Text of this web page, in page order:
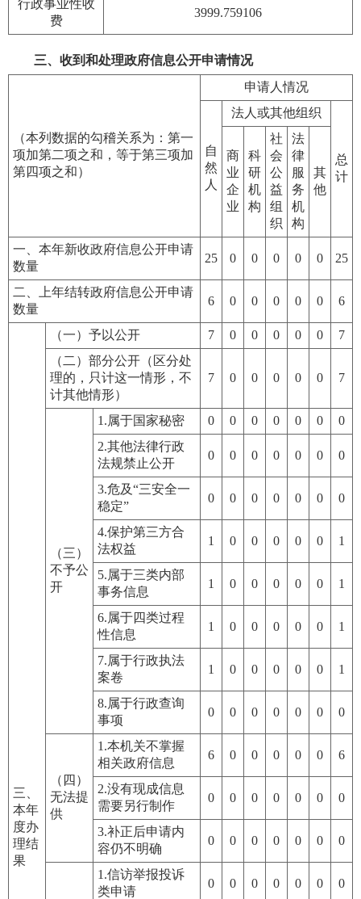
行政事业性收
费
3999.759106
三、收到和处理政府信息公开申请情况
（本列数据的勾稽关系为：第一
项加第二项之和，等于第三项加
第四项之和）
申请人情况
自
然
人
法人或其他组织
总
计
商
业
企
业
科
研
机
构
社
会
公
益
组
织
法
律
服
务
机
构
其
他
一、本年新收政府信息公开申请
数量
25 0 0 0 0 0 25
二、上年结转政府信息公开申请
数量
6 0 0 0 0 0 6
三、
本年
度办
理结
果
（一）予以公开 7 0 0 0 0 0
7
（二）部分公开（区分处
理的，只计这一情形，不
计其他情形）
7 0 0 0 0 0 7
（三）
不予公
开
1.属于国家秘密 0 0 0 0 0 0
0
2.其他法律行政
法规禁止公开
0 0 0 0 0 0 0
3.危及“三安全一
稳定”
0 0 0 0 0 0 0
4.保护第三方合
法权益
1 0 0 0 0 0 1
5.属于三类内部
事务信息
1 0 0 0 0 0 1
6.属于四类过程
性信息
1 0 0 0 0 0 1
7.属于行政执法
案卷
1 0 0 0 0 0 1
8.属于行政查询
事项
0 0 0 0 0 0 0
（四）
无法提
供
1.本机关不掌握
相关政府信息
6 0 0 0 0 0 6
2.没有现成信息
需要另行制作
0 0 0 0 0 0 0
3.补正后申请内
容仍不明确
0 0 0 0 0 0 0
1.信访举报投诉
类申请
0 0 0 0 0 0 0